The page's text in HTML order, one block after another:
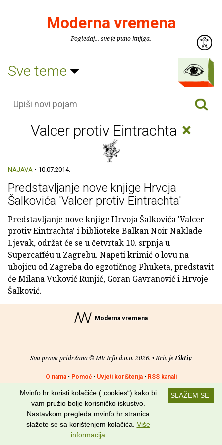
Moderna vremena
Pogledaj... sve je puno knjiga.
Sve teme
Valcer protiv Eintrachta ×
NAJAVA • 10.07.2014.
Predstavljanje nove knjige Hrvoja
Šalkovića 'Valcer protiv Eintrachta'
Predstavljanje nove knjige Hrvoja Šalkovića 'Valcer
protiv Eintrachta' i biblioteke Balkan Noir Naklade
Ljevak, održat će se u četvrtak 10. srpnja u
Supercafféu u Zagrebu. Napeti krimić o lovu na
ubojicu od Zagreba do egzotičnog Phuketa, predstavit
će Milana Vuković Runjić, Goran Gavranović i Hrvoje
Šalković.
Moderna vremena
Sva prava pridržana © MV Info d.o.o. 2026. • Kriv jeFiktiv
O nama• Pomoć• Uvjeti korištenja• RSS kanali
Potraži nas na: SLAŽEM SE
Mvinfo.hr koristi kolačiće („cookies“) kako bi
vam pružio bolje korisničko iskustvo.
Nastavkom pregleda mvinfo.hr stranica
slažete se sa korištenjem kolačića. Više
informacija